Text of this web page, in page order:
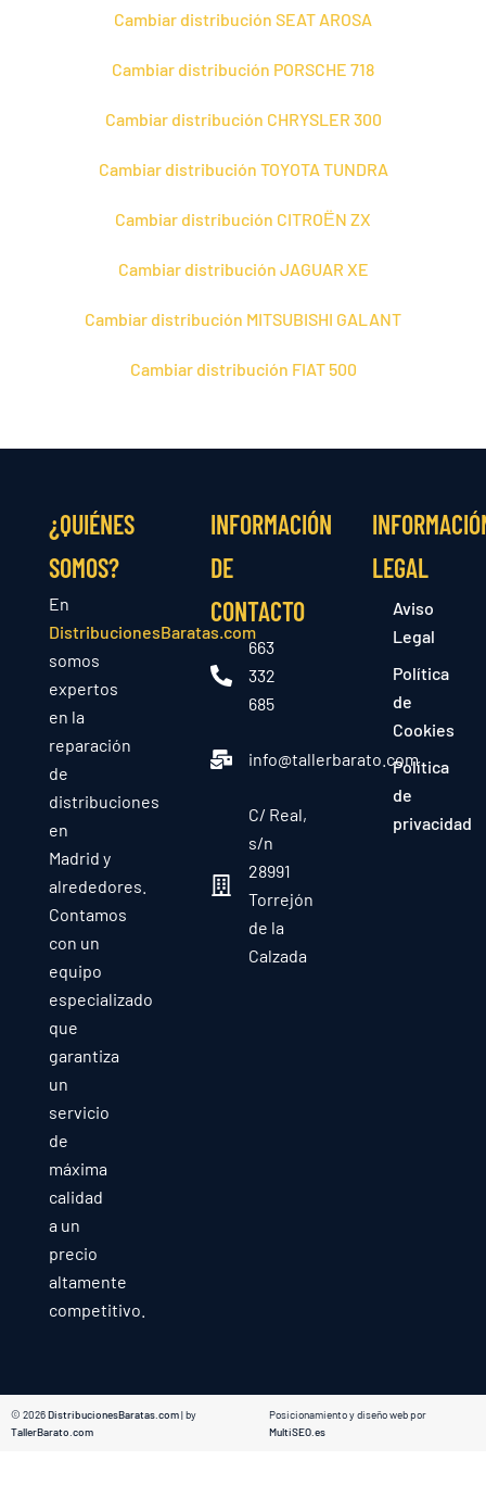
Cambiar distribución SEAT AROSA
Cambiar distribución PORSCHE 718
Cambiar distribución CHRYSLER 300
Cambiar distribución TOYOTA TUNDRA
Cambiar distribución CITROЁN ZX
Cambiar distribución JAGUAR XE
Cambiar distribución MITSUBISHI GALANT
Cambiar distribución FIAT 500
¿QUIÉNES
SOMOS?
En
DistribucionesBaratas.com
somos
expertos
en la
reparación
de
distribuciones
en
Madrid y
alrededores.
Contamos
con un
equipo
especializado
que
garantiza
un
servicio
de
máxima
calidad
a un
precio
altamente
competitivo.
INFORMACIÓN
DE
CONTACTO
663
332
685
info@tallerbarato.com
C/ Real,
s/n
28991
Torrejón
de la
Calzada
LEGAL
Aviso
Legal
Política
de
Cookies
Política
de
privacidad
© 2026DistribucionesBaratas.com| by
TallerBarato.com
Posicionamiento y diseño web por
MultiSEO.es